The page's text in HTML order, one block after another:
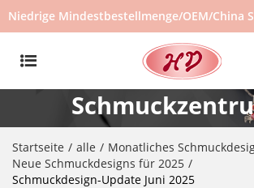
Startseite / alle / Monatliches
Neue Schmuckdesigns für 2025 /
Schmuckdesign-Update Juni 2025